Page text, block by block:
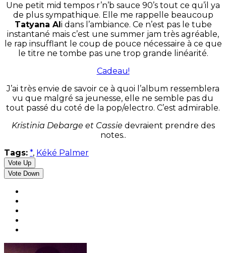
Une petit mid tempos r’n’b sauce 90’s tout ce qu’il ya
de plus sympathique. Elle me rappelle beaucoup
Tatyana Ali dans l’ambiance. Ce n’est pas le tube
instantané mais c’est une summer jam très agréable,
le rap insufflant le coup de pouce nécessaire à ce que
le titre ne tombe pas une trop grande linéarité.
Cadeau!
J’ai très envie de savoir ce à quoi l’album ressemblera
vu que malgré sa jeunesse, elle ne semble pas du
tout passé du coté de la pop/electro. C’est admirable.
Kristinia Debarge et Cassie devraient prendre des
notes..
Tags: *, Kéké Palmer
Vote Up
Vote Down